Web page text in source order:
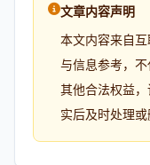
文章内容声明
本文内容来自
与信息参考，
其他合法权益，
实后及时处理或